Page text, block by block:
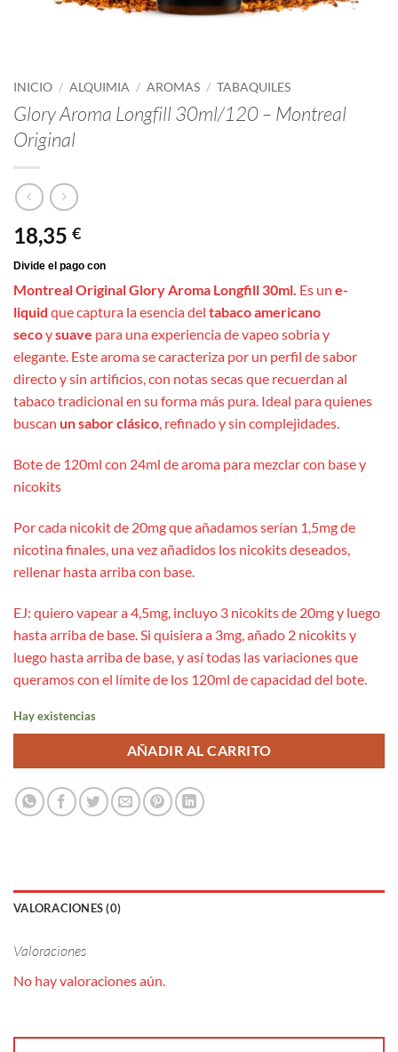
INICIO / ALQUIMIA / AROMAS / TABAQUILES
Glory Aroma Longfill 30ml/120 – Montreal
Original
18,35 €
Montreal Original Glory Aroma Longfill 30ml. Es un e-
liquid que captura la esencia del tabaco americano
secoysuave para una experiencia de vapeo sobria y
elegante. Este aroma se caracteriza por un perfil de sabor
directo y sin artificios, con notas secas que recuerdan al
tabaco tradicional en su forma más pura. Ideal para quienes
buscan un sabor clásico, refinado y sin complejidades.
Bote de 120ml con 24ml de aroma para mezclar con base y
nicokits
Por cada nicokit de 20mg que añadamos serían 1,5mg de
nicotina finales, una vez añadidos los nicokits deseados,
rellenar hasta arriba con base.
EJ: quiero vapear a 4,5mg, incluyo 3 nicokits de 20mg y luego
hasta arriba de base. Si quisiera a 3mg, añado 2 nicokits y
luego hasta arriba de base, y así todas las variaciones que
queramos con el límite de los 120ml de capacidad del bote.
Hay existencias
AÑADIR AL CARRITO
VALORACIONES (0)
Valoraciones
No hay valoraciones aún.